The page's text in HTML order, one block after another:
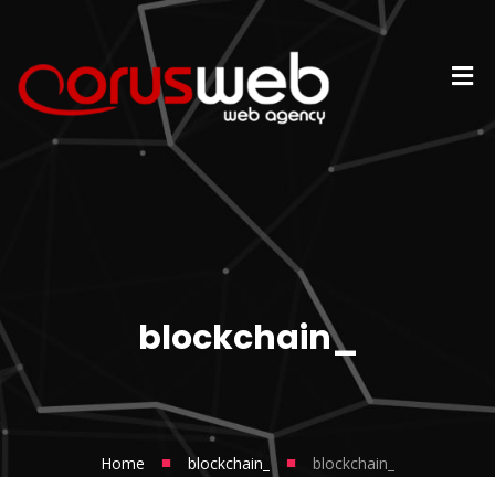
blockchain_
Home ■ blockchain_ ■ blockchain_